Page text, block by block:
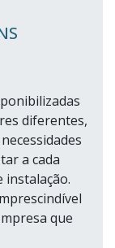
diferentes,
a cada
instalação.
que